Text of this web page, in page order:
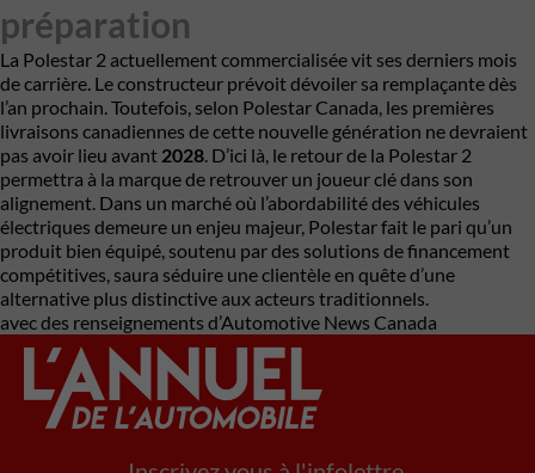
préparation
La Polestar 2 actuellement commercialisée vit ses derniers mois
de carrière. Le constructeur prévoit dévoiler sa remplaçante dès
l’an prochain. Toutefois, selon Polestar Canada, les premières
livraisons canadiennes de cette nouvelle génération ne devraient
pas avoir lieu avant 2028. D’ici là, le retour de la Polestar 2
permettra à la marque de retrouver un joueur clé dans son
alignement. Dans un marché où l’abordabilité des véhicules
électriques demeure un enjeu majeur, Polestar fait le pari qu’un
produit bien équipé, soutenu par des solutions de financement
compétitives, saura séduire une clientèle en quête d’une
alternative plus distinctive aux acteurs traditionnels.
avec des renseignements d’Automotive News Canada